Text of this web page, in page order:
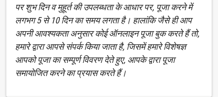
पर शुभ दिन व मुहूर्त की उपलब्धता के आधार पर, पूजा करने में
लगभग 5 से 10 दिन का समय लगता है। हालांकि जैसे ही आप
अपनी आवश्यकता अनुसार कोई ऑनलाइन पूजा बुक करते हैं तो,
हमारे द्वारा आपसे संपर्क किया जाता है, जिसमें हमारे विशेषज्ञ
आपको पूजा का सम्पूर्ण विवरण देते हुए, आपके द्वारा पूजा
समायोजित करने का प्रयास करते हैं।